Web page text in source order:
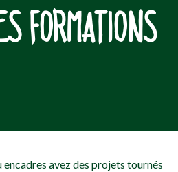
FORMATIONS
encadres avez des projets tournés